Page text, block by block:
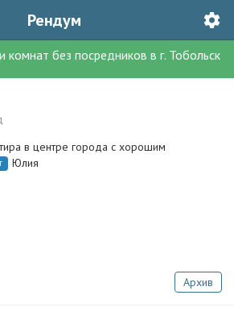
Рендум
комнат без посредников в г. Тобольск
в центре города с хорошим
Юлия
Архив